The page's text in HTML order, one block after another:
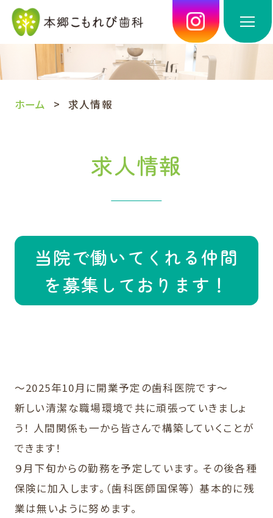
ホーム 求人情報
求人情報
当院で働いてくれる仲間
を募集しております！
〜2025年10月に開業予定の歯科医院です〜
新しい清潔な職場環境で共に頑張っていきましょ
う！ 人間関係も一から皆さんで構築していくことが
できます！
９月下旬からの勤務を予定しています。 その後各種
保険に加入します。（歯科医師国保等） 基本的に残
業は無いように努めます。